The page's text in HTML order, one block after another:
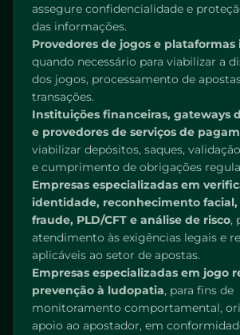
assegure confidencialidade e
das informações.
Provedores de jogos e
quando necessário para viabilizar a
dos jogos, processamento de
transações.
Instituições financeiras, gateways
e provedores de serviços de
viabilizar depósitos, saques,
e cumprimento de obrigações
Empresas especializadas em
identidade, reconhecimento facial,
fraude, PLD/CFT e análise de risco,
atendimento às exigências legais e
aplicáveis ao setor de apostas.
Empresas especializadas em jogo
prevenção à ludopatia, para fins de
monitoramento comportamental,
apoio ao apostador, em